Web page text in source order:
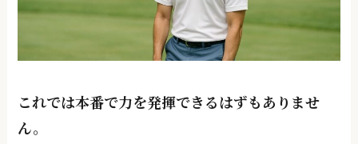
これでは本番で⼒を発揮できるはずもありませ
ん。